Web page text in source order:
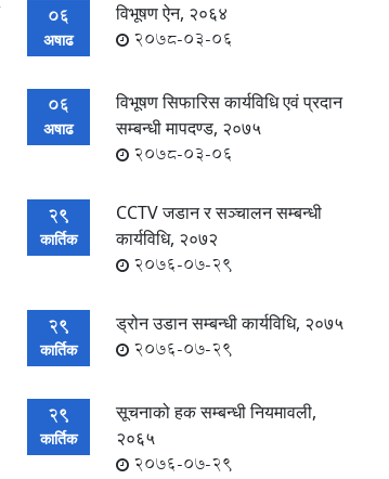
06
अषाढ
विभूषण ऐन, २०६४
2078-03-06
06
अषाढ
विभूषण सिफारिस कार्यविधि एवं प्रदान
सम्बन्धी मापदण्ड, २०७५
2078-03-06
29
कार्तिक
CCTV जडान र सञ्चालन सम्बन्धी
कार्यविधि, २०७२
2076-07-29
29
कार्तिक
ड्रोन उडान सम्बन्धी कार्यविधि, २०७५
2076-07-29
29
कार्तिक
सूचनाको हक सम्बन्धी नियमावली,
२०६५
2076-07-29